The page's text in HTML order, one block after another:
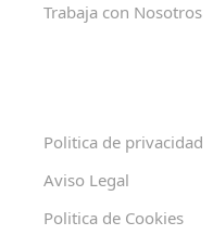
Trabaja con Nosotros
Politica de privacidad
Aviso Legal
Politica de Cookies